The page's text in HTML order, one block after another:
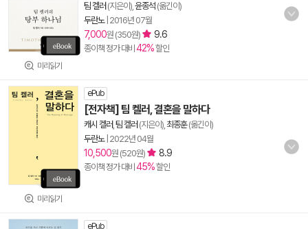
미리읽기
팀 켈러 (지은이), 윤종석 (옮긴이)
두란노| 2016년 07월
7,000원 (350원) 9.6
종이책 정가 대비 42%할인
미리읽기
ePub
[전자책] 팀 켈러, 결혼을 말하다
캐시 켈러 팀 켈러 (지은이), 최종훈(옮긴이)
두란노| 2022년 04월
10,500원 (520원) 8.9
종이책 정가 대비 45%할인
ePub